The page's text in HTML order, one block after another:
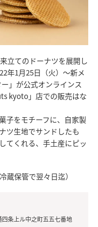
立てのドーナツを展開し
年1月25日（火）～新メ
」が公式オンラインス
kyoto」店での販売はな
子をモチーフに、自家製
ツ生地でサンドしたも
てくれる、手土産にピッ
蔵保管で翌々日迄）
条上ル中之町五五七番地